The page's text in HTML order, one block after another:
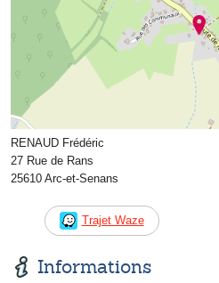
RENAUD Frédéric
27 Rue de Rans
25610 Arc-et-Senans
Trajet Waze
Informations